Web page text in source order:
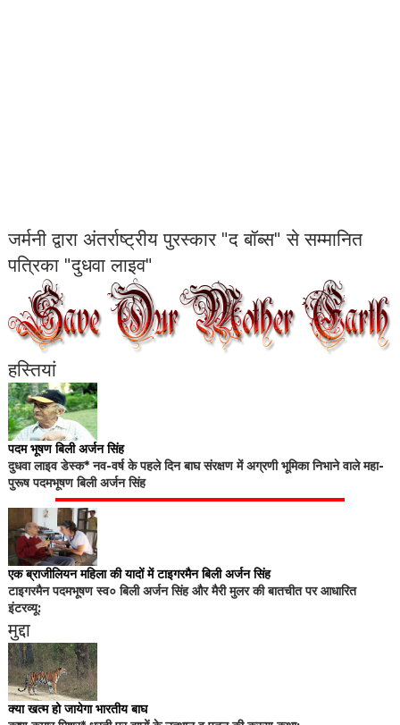
जर्मनी द्वारा अंतर्राष्ट्रीय पुरस्कार "द बॉब्स" से सम्मानित
पत्रिका "दुधवा लाइव"
हस्तियां
पदम भूषण बिली अर्जन सिंह
दुधवा लाइव डेस्क* नव-वर्ष के पहले दिन बाघ संरक्षण में अग्रणी भूमिका निभाने वाले महा-
पुरूष पदमभूषण बिली अर्जन सिंह
एक ब्राजीलियन महिला की यादों में टाइगरमैन बिली अर्जन सिंह
टाइगरमैन पदमभूषण स्व० बिली अर्जन सिंह और मैरी मुलर की बातचीत पर आधारित
इंटरव्यू:
मुद्दा
क्या खत्म हो जायेगा भारतीय बाघ